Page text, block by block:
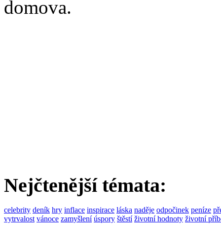
domova.
Nejčtenější témata:
celebrity deník hry inflace inspirace láska naděje odpočinek peníze
vytrvalost vánoce zamyšlení úspory štěstí životní hodnoty životní